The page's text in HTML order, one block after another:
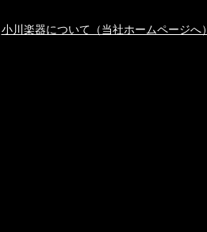
小川楽器について（当社ホームページへ）